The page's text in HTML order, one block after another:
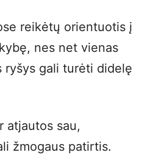
reikėtų orientuotis į
nes net vienas
ryšys gali turėti didelę
atjautos sau,
žmogaus patirtis.